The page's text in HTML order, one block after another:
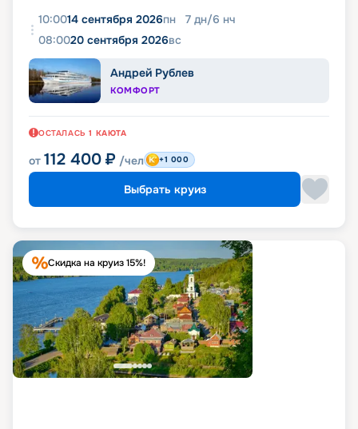
10:0014 сентября 2026пн 7 дн/6 нч
08:0020 сентября 2026вс
Андрей Рублев
КОМФОРТ
ОСТАЛАСЬ 1 КАЮТА
от 112 400 ₽ /чел +1 000
Выбрать круиз
Скидка на круиз 15%!